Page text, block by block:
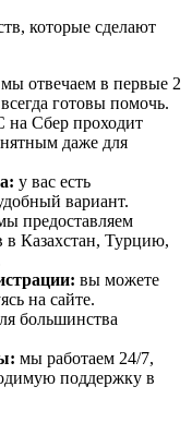
которые сделают
мы отвечаем в первые 2
готовы помочь.
на Сбер проходит
даже для
у вас есть
вариант.
предоставляем
в Казахстан, Турцию,
вы можете
на сайте.
большинства
мы работаем 24/7,
поддержку в